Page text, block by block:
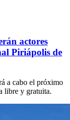
actores
Piriápolis de
a cabo el próximo
libre y gratuita.